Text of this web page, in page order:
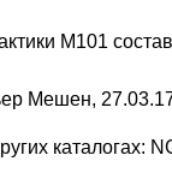
М101
Мешен,
каталогах: